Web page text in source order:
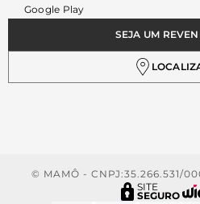
SEJA UM
Google Play
© MAMÔ - CNPJ:35.266.531/